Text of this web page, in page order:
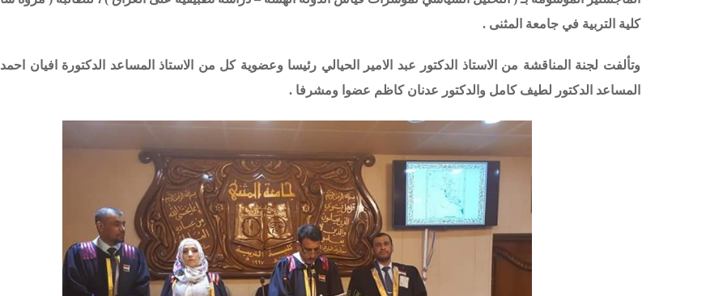
كلية التربية في جامعة المثنى .
وتألفت لجنة المناقشة من الاستاذ الدكتور عبد الامير الحيالي رئيسا وعضوية كل من الاستاذ المساعد الدكتورة افيان احمد
المساعد الدكتور لطيف كامل والدكتور عدنان كاظم عضوا ومشرفا .